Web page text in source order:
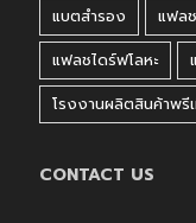
แบตสำรอง
แฟล
แฟลชไดร์ฟโลหะ
โรงงานผลิตสินค้าพรี
CONTACT US